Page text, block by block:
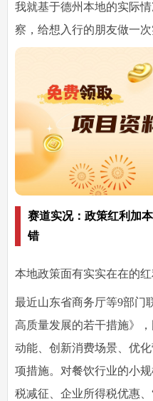
我就基于德州本地的实际
察，给想入行的朋友做一次
赛道实况：政策红利加
错
本地政策面有实实在在的红
最近山东省商务厅等9部门
高质量发展的若干措施》
动能、创新消费场景、优
项措施。对餐饮行业的小
税减征、企业所得税优惠